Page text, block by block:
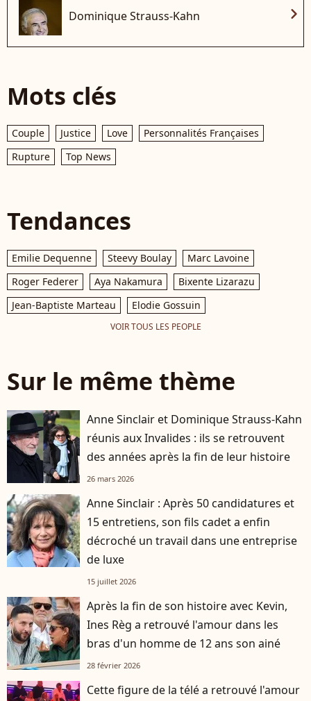
Dominique Strauss-Kahn chevron_right
Mots clés
Couple Justice Love
Personnalités Françaises
Rupture
Top News
Tendances
Emilie Dequenne Steevy Boulay
Marc Lavoine
Roger Federer
Aya Nakamura
Bixente Lizarazu
Jean-Baptiste Marteau
Elodie Gossuin
VOIR TOUS LES PEOPLE
Sur le même thème
Anne Sinclair et Dominique Strauss-Kahn
réunis aux Invalides : ils se retrouvent
des années après la fin de leur histoire
26 mars 2026
Anne Sinclair : Après 50 candidatures et
15 entretiens, son fils cadet a enfin
décroché un travail dans une entreprise
de luxe
15 juillet 2026
Après la fin de son histoire avec Kevin,
Ines Règ a retrouvé l'amour dans les
bras d'un homme de 12 ans son ainé
28 février 2026
Cette figure de la télé a retrouvé l'amour